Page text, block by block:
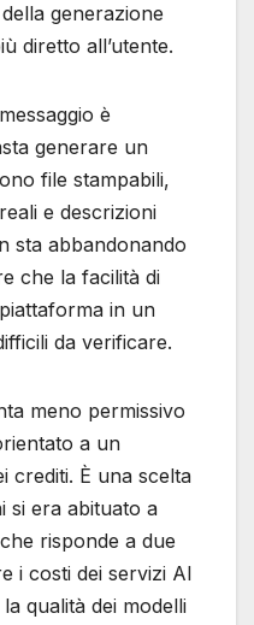
generazione
diretto all’utente.
è
generare un
file stampabili,
e descrizioni
sta abbandonando
che la facilità di
in un
da verificare.
meno permissivo
a un
crediti. È una scelta
si era abituato a
risponde a due
i costi dei servizi AI
qualità dei modelli